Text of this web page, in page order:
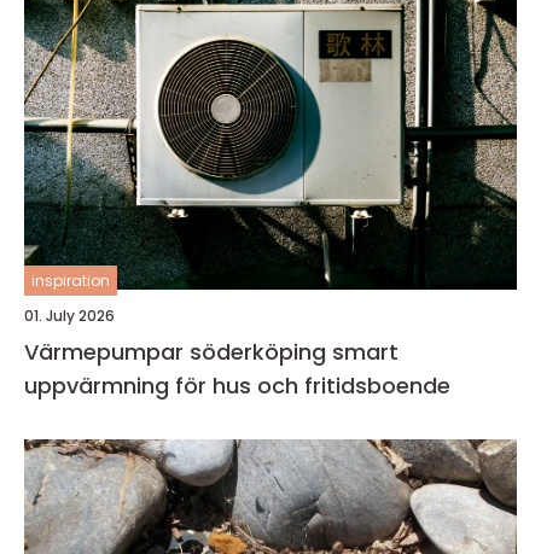
inspiration
01. July 2026
Värmepumpar söderköping smart
uppvärmning för hus och fritidsboende